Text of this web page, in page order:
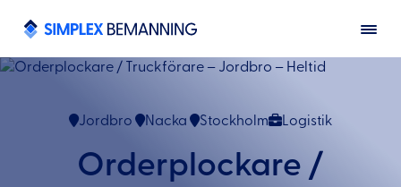
Jordbro Nacka Stockholm Logistik
Orderplockare /